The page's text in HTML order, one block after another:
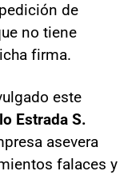
de
no tiene
firma.
este
Estrada S.
asevera
falaces y